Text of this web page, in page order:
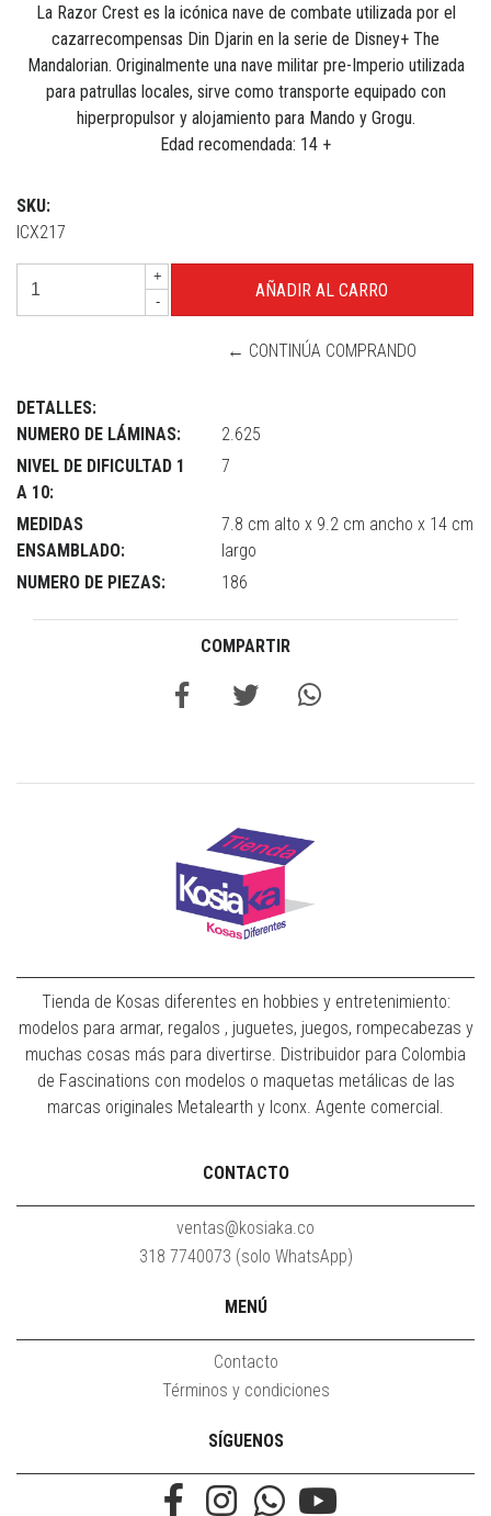
La Razor Crest es la icónica nave de combate utilizada por el
cazarrecompensas Din Djarin en la serie de Disney+ The
Mandalorian. Originalmente una nave militar pre-Imperio utilizada
para patrullas locales, sirve como transporte equipado con
hiperpropulsor y alojamiento para Mando y Grogu.
Edad recomendada: 14 +
SKU:
ICX217
+
-
← CONTINÚA COMPRANDO
DETALLES:
NUMERO DE LÁMINAS:
2.625
NIVEL DE DIFICULTAD 1
A 10:
7
MEDIDAS
ENSAMBLADO:
7.8 cm alto x 9.2 cm ancho x 14 cm
largo
NUMERO DE PIEZAS:
186
COMPARTIR
Tienda de Kosas diferentes en hobbies y entretenimiento:
modelos para armar, regalos , juguetes, juegos, rompecabezas y
muchas cosas más para divertirse. Distribuidor para Colombia
de Fascinations con modelos o maquetas metálicas de las
marcas originales Metalearth y Iconx. Agente comercial.
CONTACTO
ventas@kosiaka.co
318 7740073 (solo WhatsApp)
MENÚ
Contacto
Términos y condiciones
SÍGUENOS